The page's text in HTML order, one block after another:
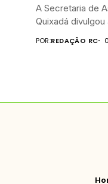
A Secretaria de
Quixadá
POR:REDAÇÃO RC